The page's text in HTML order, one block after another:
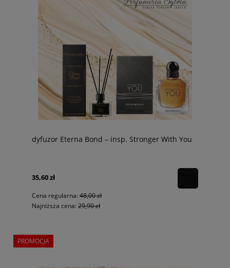
dyfuzor Eterna Bond – insp. Stronger With You
35,60 zł
Cena regularna: 48,00 zł
Najniższa cena: 29,90 zł
PROMOCJA